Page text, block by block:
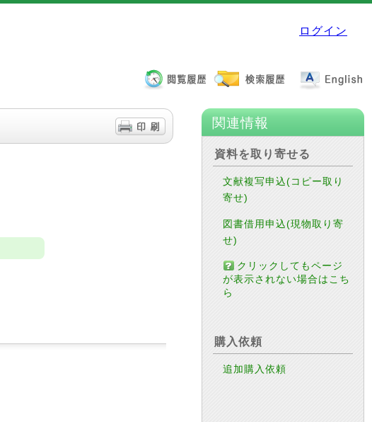
ログイン
関連情報
資料を取り寄せる
文献複写申込(コピー取り
寄せ)
図書借用申込(現物取り寄
せ)
クリックしてもページ
が表示されない場合はこち
ら
購入依頼
追加購入依頼